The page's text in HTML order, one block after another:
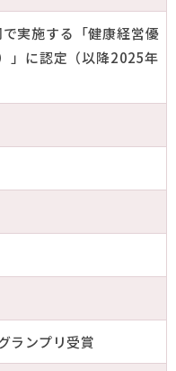
実施する「健康経営優
」に認定（以降2025年
ランプリ受賞